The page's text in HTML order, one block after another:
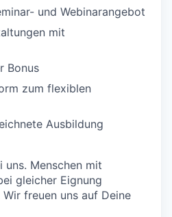
und Webinarangebot
mit
Bonus
zum flexiblen
Ausbildung
Menschen mit
gleicher Eignung
freuen uns auf Deine